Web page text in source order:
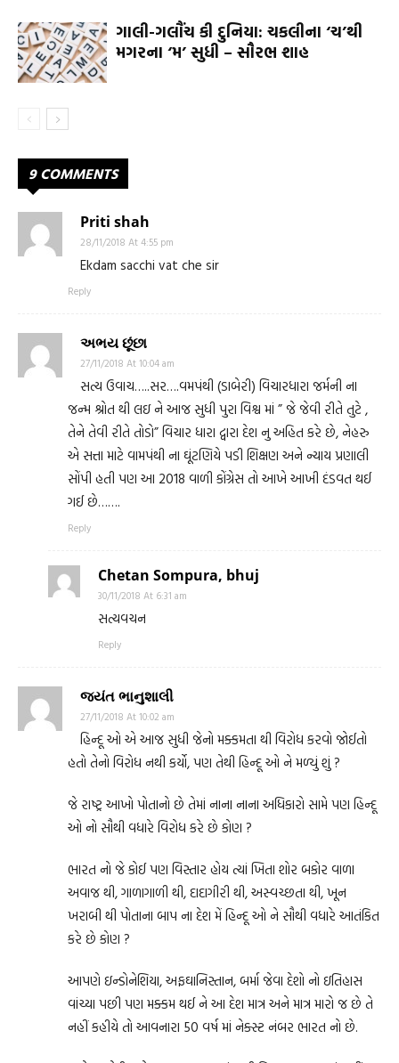
ગાલી-ગલૌંચ કી દુનિયા: ચકલીના ‘ચ’થી
મગરના ‘મ’ સુધી – સૌરભ શાહ
9 COMMENTS
Priti shah
28/11/2018 At 4:55 pm
Ekdam sacchi vat che sir
Reply
અભય છૂંછા
27/11/2018 At 10:04 am
સત્ય ઉવાચ…..સર….વમપંથી (ડાબેરી) વિચારધારા જર્મની ના
જન્મ શ્રોત થી લઇ ને આજ સુધી પુરા વિશ્વ માં ” જે જેવી રીતે તુટે ,
તેને તેવી રીતે તોડો” વિચાર ધારા દ્વારા દેશ નુ અહિત કરે છે, નેહરુ
એ સત્તા માટે વામપંથી ના ઘૂંટણિયે પડી શિક્ષણ અને ન્યાય પ્રણાલી
સોંપી હતી પણ આ 2018 વાળી કોંગ્રેસ તો આખે આખી દંડવત થઈ
ગઈ છે…….
Reply
Chetan Sompura, bhuj
30/11/2018 At 6:31 am
સત્યવચન
Reply
જયંત ભાનુશાલી
27/11/2018 At 10:02 am
હિન્દૂ ઓ એ આજ સુધી જેનો મક્કમતા થી વિરોધ કરવો જોઈતો
હતો તેનો વિરોધ નથી કર્યો, પણ તેથી હિન્દૂ ઓ ને મળ્યું શું ?
જે રાષ્ટ્ર આખો પોતાનો છે તેમાં નાના નાના અધિકારો સામે પણ હિન્દૂ
ઓ નો સૌથી વધારે વિરોધ કરે છે કોણ ?
ભારત નો જે કોઈ પણ વિસ્તાર હોય ત્યાં ખિતા શોર બકોર વાળા
અવાજ થી, ગાળાગાળી થી, દાદાગીરી થી, અસ્વચ્છતા થી, ખૂન
ખરાબી થી પોતાના બાપ ના દેશ મેં હિન્દૂ ઓ ને સૌથી વધારે આતંકિત
કરે છે કોણ ?
આપણે ઇન્ડોનેશિયા, અફઘાનિસ્તાન, બર્મા જેવા દેશો નો ઇતિહાસ
વાંચ્યા પછી પણ મક્કમ થઈ ને આ દેશ માત્ર અને માત્ર મારો જ છે તે
નહીં કહીયે તો આવનારા 50 વર્ષ માં નેક્સ્ટ નંબર ભારત નો છે.